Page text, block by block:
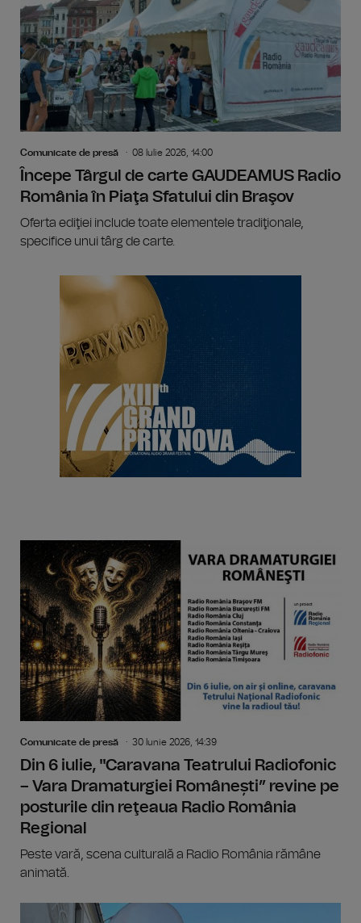
Comunicate de presă 08 Iulie 2026, 14:00
Începe Târgul de carte GAUDEAMUS Radio
România în Piaţa Sfatului din Braşov
Oferta ediţiei include toate elementele tradiţionale,
specifice unui târg de carte.
Comunicate de presă 30 Iunie 2026, 14:39
Din 6 iulie, "Caravana Teatrului Radiofonic
– Vara Dramaturgiei Românești” revine pe
posturile din reţeaua Radio România
Regional
Peste vară, scena culturală a Radio România rămâne
animată.